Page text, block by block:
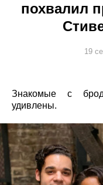
похвалил
19
Знакомые с
удивлены.